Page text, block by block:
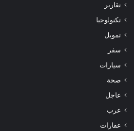
تقارير
تكنولوجيا
تمويل
سفر
سيارات
صحة
عاجل
عرب
عقارات